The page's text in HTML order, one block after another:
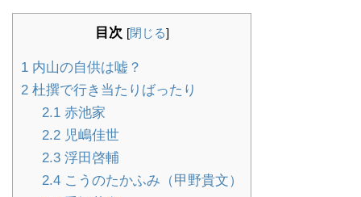
目次 [閉じる]
1 内山の自供は嘘？
2 杜撰で行き当たりばったり
2.1赤池家
2.2児嶋佳世
2.3浮田啓輔
2.4こうのたかふみ（甲野貴文）